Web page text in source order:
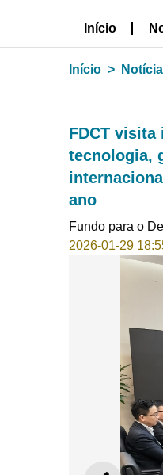
Início
Início
FDCT
tecnologia,
ano
Fundo para o
2026-01-29